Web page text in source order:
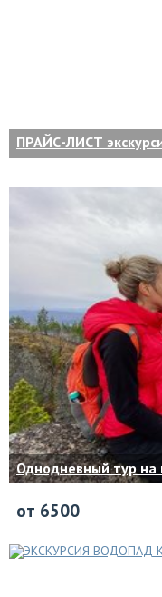
ПРАЙС-ЛИСТ
Однодневный тур на
от 6500